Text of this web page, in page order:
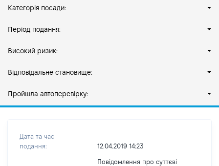
Категорія посади:
Період подання:
Високий ризик:
Відповідальне становище:
Пройшла автоперевірку:
Дата та час
подання:
12.04.2019 14:23
Повідомлення про суттєві